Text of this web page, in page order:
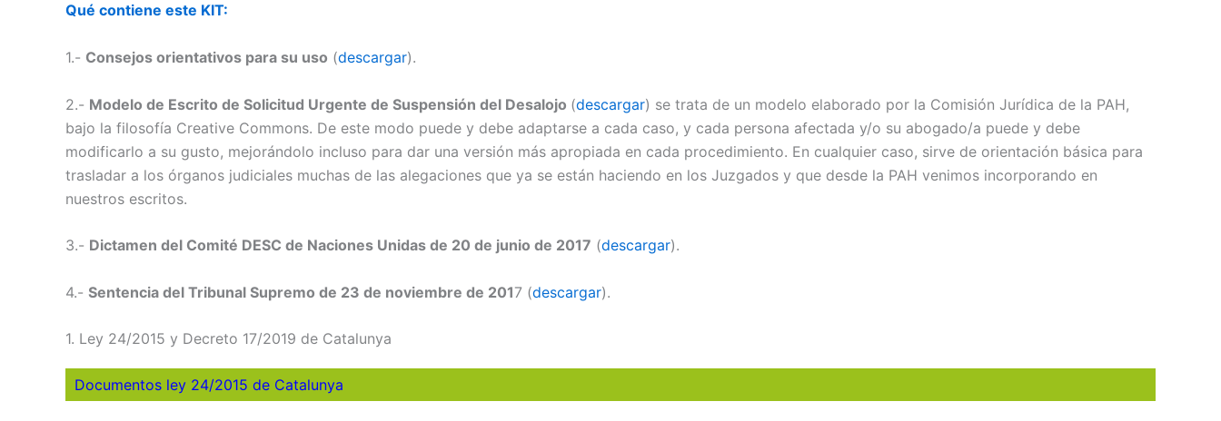
Qué contiene este KIT:
1.- Consejos orientativos para su uso (descargar).
2.- Modelo de Escrito de Solicitud Urgente de Suspensión del Desalojo (descargar) se trata de un modelo elaborado por la Comisión Jurídica de la PAH,
bajo la filosofía Creative Commons. De este modo puede y debe adaptarse a cada caso, y cada persona afectada y/o su abogado/a puede y debe
modificarlo a su gusto, mejorándolo incluso para dar una versión más apropiada en cada procedimiento. En cualquier caso, sirve de orientación básica para
trasladar a los órganos judiciales muchas de las alegaciones que ya se están haciendo en los Juzgados y que desde la PAH venimos incorporando en
nuestros escritos.
3.- Dictamen del Comité DESC de Naciones Unidas de 20 de junio de 2017 (descargar).
4.- Sentencia del Tribunal Supremo de 23 de noviembre de 2017 (descargar).
1. Ley 24/2015 y Decreto 17/2019 de Catalunya
Documentos ley 24/2015 de Catalunya